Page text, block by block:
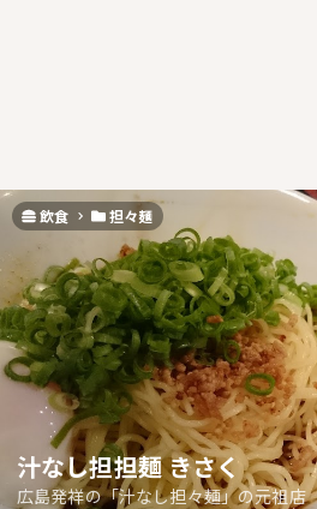
飲食 担々麺
汁なし担担麺 きさく
広島発祥の「汁なし担々麺」の元祖店